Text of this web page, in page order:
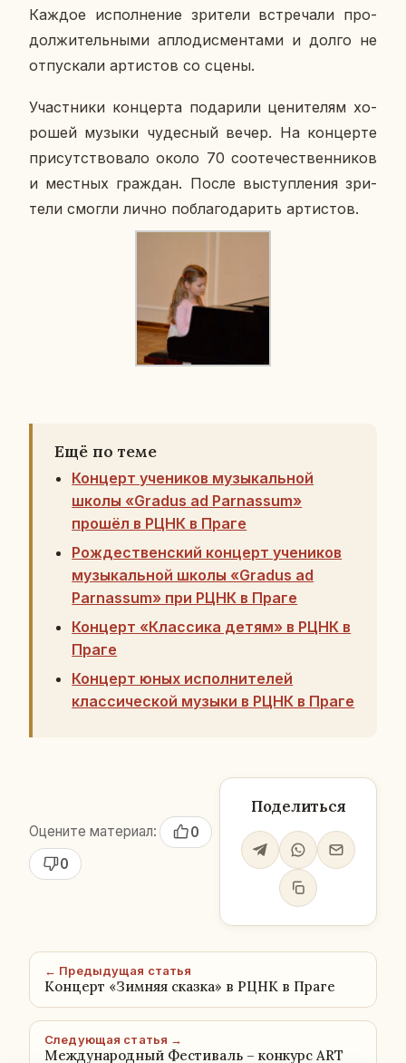
Каждое ис­пол­не­ние зри­те­ли встре­ча­ли про­
дол­жи­тель­ны­ми ап­ло­дис­мен­та­ми и долго не
от­пус­ка­ли ар­ти­стов со сцены.
Участ­ни­ки кон­цер­та по­да­ри­ли це­ни­те­лям хо­
ро­шей музыки чу­дес­ный вечер. На кон­цер­те
при­сут­ство­ва­ло около 70 со­оте­че­ствен­ни­ков
и мест­ных граж­дан. После вы­ступ­ле­ния зри­
те­ли смогли лично по­бла­го­да­рить ар­ти­стов.
Ещё по теме
Концерт учеников музыкальной
школы «Gradus ad Parnassum»
прошёл в РЦНК в Праге
Рождественский концерт учеников
музыкальной школы «Gradus ad
Parnassum» при РЦНК в Праге
Концерт «Классика детям» в РЦНК в
Праге
Концерт юных исполнителей
классической музыки в РЦНК в Праге
Оцените материал:
0
0
Поделиться
← Предыдущая статья
Концерт «Зимняя сказка» в РЦНК в Праге
Следующая статья →
Международный Фестиваль – конкурс ART